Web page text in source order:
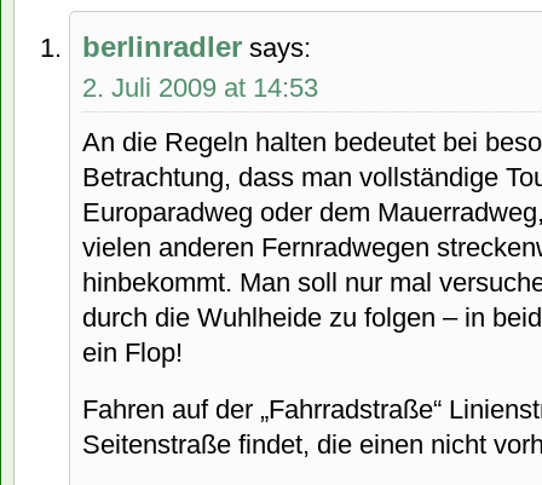
berlinradler says:
2. Juli 2009 at 14:53
An die Regeln halten bedeutet bei
Betrachtung, dass man vollständige
Europaradweg oder dem
vielen anderen Fernradwegen
hinbekommt. Man soll nur mal
durch die Wuhlheide zu folgen – in
ein Flop!
Fahren auf der „Fahrradstraße“
Seitenstraße findet, die einen nicht